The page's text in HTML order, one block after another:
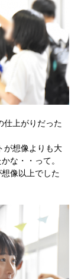
仕上がりだった
が想像よりも大
な・・って。
像以上でした